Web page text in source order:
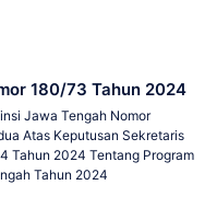
180/73 Tahun 2024
Jawa Tengah Nomor
Atas Keputusan Sekretaris
Tahun 2024 Tentang Program
Tahun 2024